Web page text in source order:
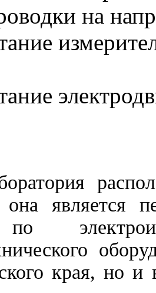
на
является
края, но